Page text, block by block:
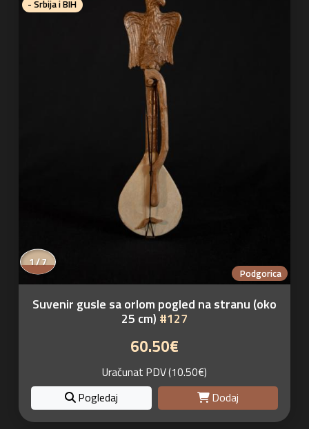
- Srbija i BIH
Podgorica
1 / 7
Suvenir gusle sa orlom pogled na stranu (oko
25 cm) #127
60.50€
Uračunat PDV (10.50€)
Pogledaj
Dodaj